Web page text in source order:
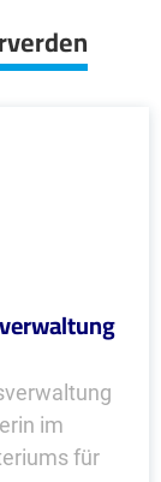
im
für